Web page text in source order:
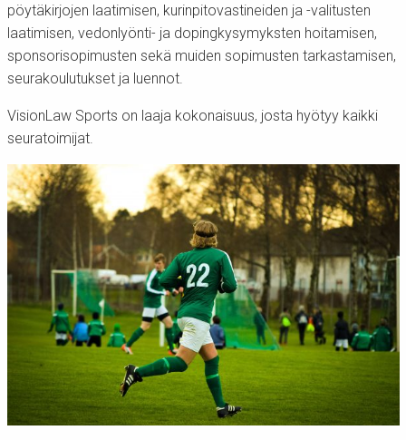
pöytäkirjojen laatimisen, kurinpitovastineiden ja -valitusten
laatimisen, vedonlyönti- ja dopingkysymyksten hoitamisen,
sponsorisopimusten sekä muiden sopimusten tarkastamisen,
seurakoulutukset ja luennot.
VisionLaw Sports on laaja kokonaisuus, josta hyötyy kaikki
seuratoimijat.